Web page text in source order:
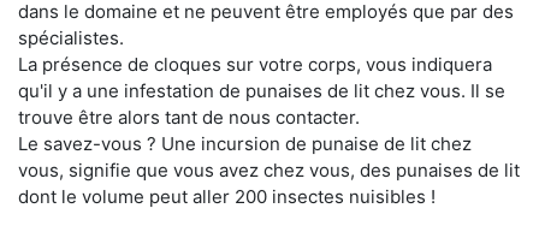
dans le domaine et ne peuvent être employés que par des
spécialistes.
La présence de cloques sur votre corps, vous indiquera
qu'il y a une infestation de punaises de lit chez vous. Il se
trouve être alors tant de nous contacter.
Le savez-vous ? Une incursion de punaise de lit chez
vous, signifie que vous avez chez vous, des punaises de lit
dont le volume peut aller 200 insectes nuisibles !